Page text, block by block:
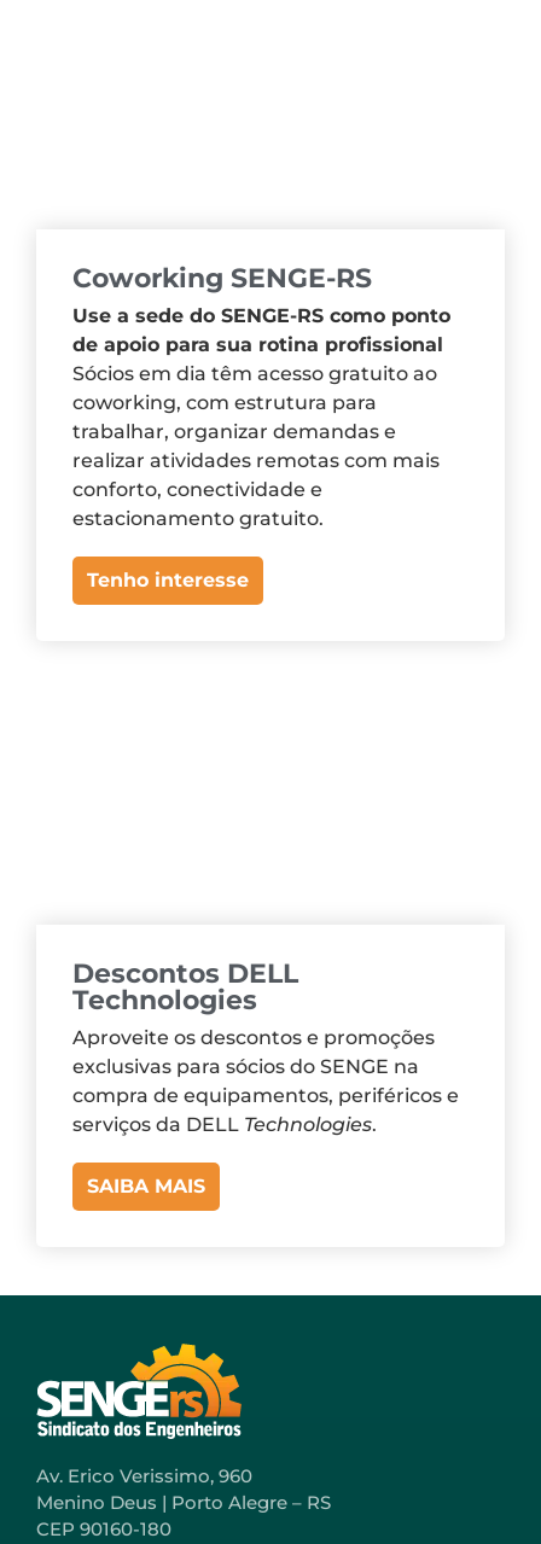
Coworking SENGE-RS
Use a sede do SENGE-RS como ponto
de apoio para sua rotina profissional
Sócios em dia têm acesso gratuito ao
coworking, com estrutura para
trabalhar, organizar demandas e
realizar atividades remotas com mais
conforto, conectividade e
estacionamento gratuito.
Tenho interesse
Descontos DELL
Technologies
Aproveite os descontos e promoções
exclusivas para sócios do SENGE na
compra de equipamentos, periféricos e
serviços da DELL Technologies.
SAIBA MAIS
Av. Erico Verissimo, 960
Menino Deus | Porto Alegre – RS
CEP 90160-180